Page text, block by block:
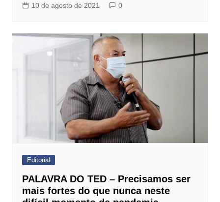
10 de agosto de 2021
0
Editorial
PALAVRA DO TED – Precisamos ser
mais fortes do que nunca neste